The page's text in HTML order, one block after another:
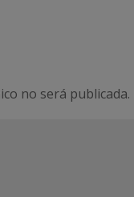
no será publicada.